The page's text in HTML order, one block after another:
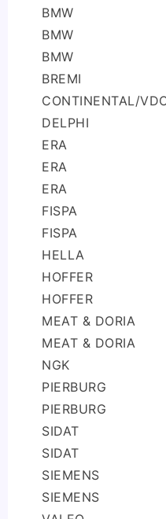
BMW
BMW
BMW
BREMI
CONTINENTAL/
DELPHI
ERA
ERA
ERA
FISPA
FISPA
HELLA
HOFFER
HOFFER
MEAT & DORIA
MEAT & DORIA
NGK
PIERBURG
PIERBURG
SIDAT
SIDAT
SIEMENS
SIEMENS